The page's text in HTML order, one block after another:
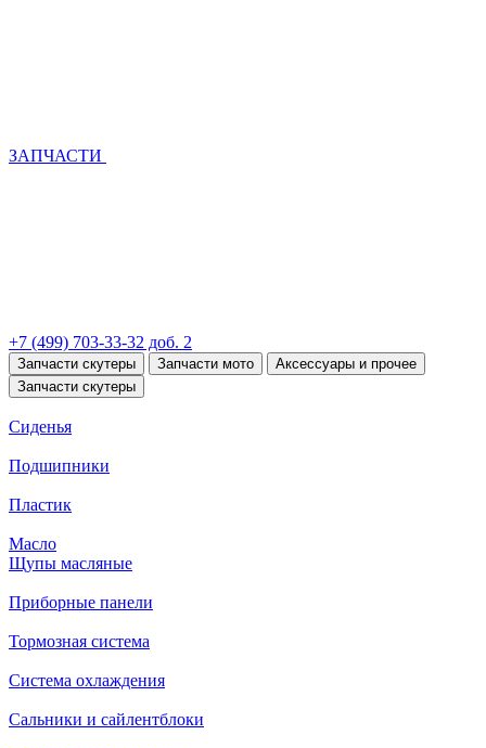
ЗАПЧАСТИ
+7 (499) 703-33-32 доб. 2
Запчасти скутеры Запчасти мото
Аксессуары и прочее
Запчасти скутеры
Сиденья
Подшипники
Пластик
Масло
Щупы масляные
Приборные панели
Тормозная система
Система охлаждения
Сальники и сайлентблоки